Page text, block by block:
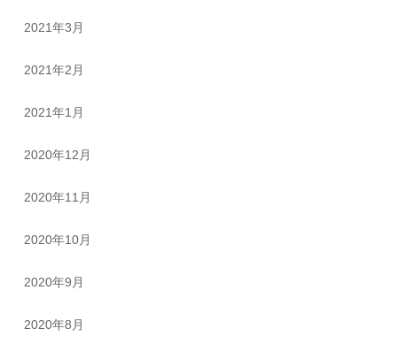
2021年3月
2021年2月
2021年1月
2020年12月
2020年11月
2020年10月
2020年9月
2020年8月